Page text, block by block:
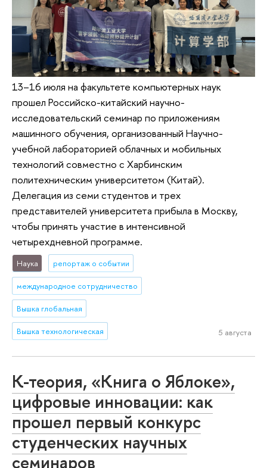
13–16 июля на факультете компьютерных наук
прошел Российско-китайский научно-
исследовательский семинар по приложениям
машинного обучения, организованный Научно-
учебной лабораторией облачных и мобильных
технологий совместно с Харбинским
политехническим университетом (Китай).
Делегация из семи студентов и трех
представителей университета прибыла в Москву,
чтобы принять участие в интенсивной
четырехдневной программе.
Наука репортаж о событии
международное сотрудничество
Вышка глобальная
Вышка технологическая 5 августа
К-теория, «Книга о Яблоке»,
цифровые инновации: как
прошел первый конкурс
студенческих научных
семинаров